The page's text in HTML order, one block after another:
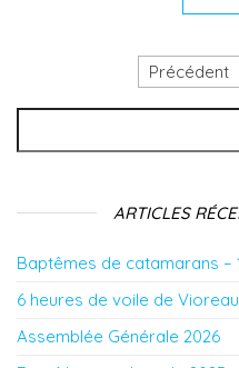
Pagination
Précédent
ARTICLES
Baptêmes de catamarans –
6 heures de voile de
Assemblée Générale 2026